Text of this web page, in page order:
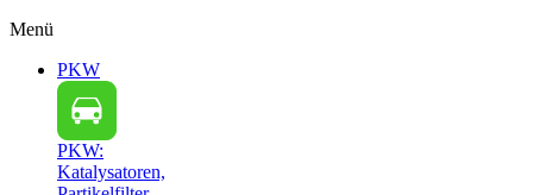
Menü
PKW
PKW:
Katalysatoren,